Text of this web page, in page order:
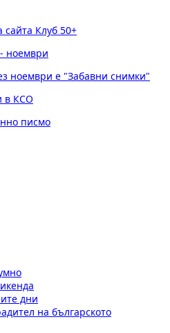
Клуб 50+
ноември
ноември е "Забавни снимки"
в КСО
писмо
дни
на българското